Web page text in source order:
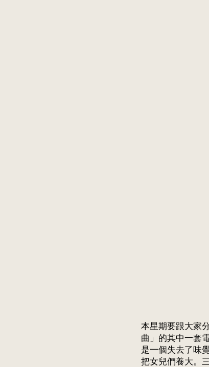
本星期要跟大家
曲」的其中一套
是一個失去了味
把女兒們養大。